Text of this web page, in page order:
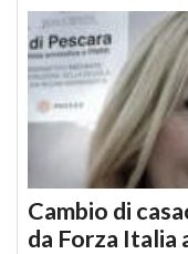
Cambio di
da Forza Italia